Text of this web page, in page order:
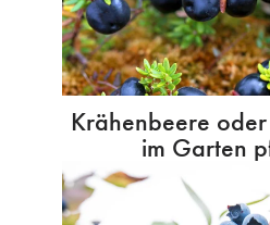
Krähenbeere
im Garten